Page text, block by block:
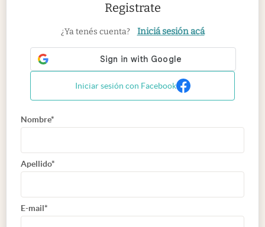
Registrate
¿Ya tenés cuenta? Iniciá sesión acá
Iniciar sesión con Facebook
Nombre*
Apellido*
E-mail*